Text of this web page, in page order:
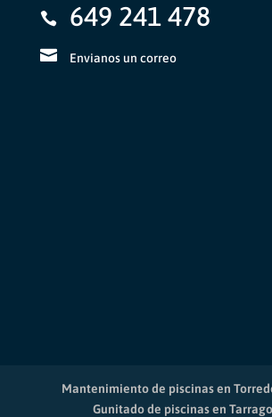
649 241 478
Envianos un correo
Mantenimiento de piscinas en
Gunitado de piscinas en